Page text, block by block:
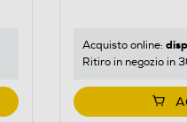
Acquisto online:
Ritiro in negozio in